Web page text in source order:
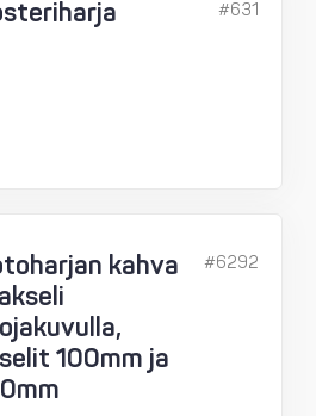
#631
kahva
100mm ja
#6292